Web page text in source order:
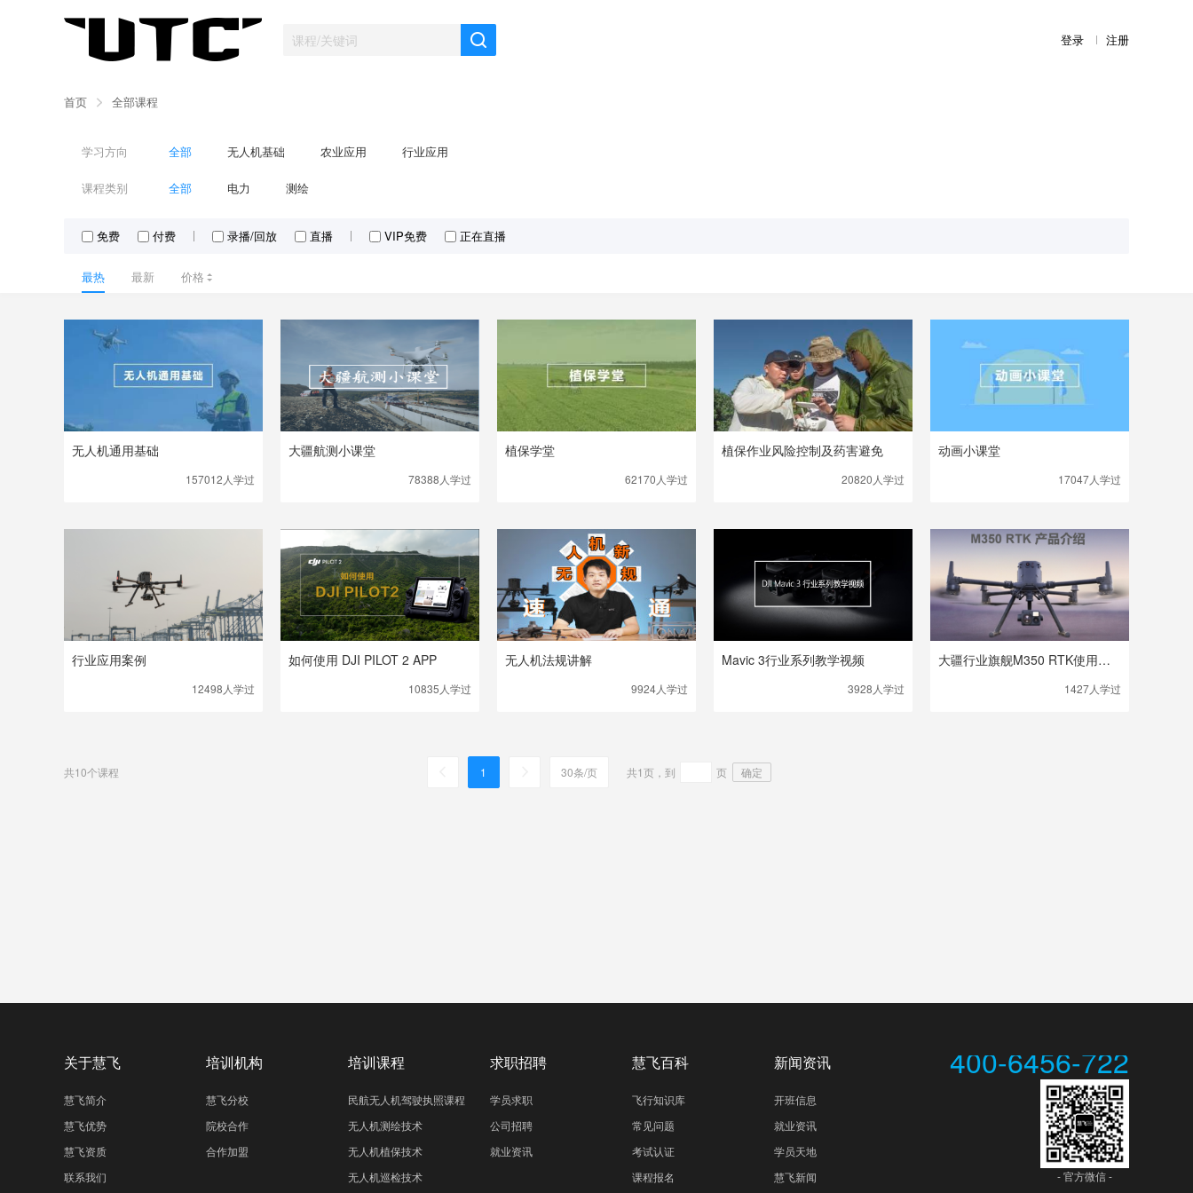
登录 注册
首页 全部课程
学习方向 全部 无人机基础 农业应用 行业应用
课程类别 全部 电力 测绘
免费 付费 录播/回放 直播 VIP免费 正在直播
最热 最新 价格
无人机通用基础
157012人学过
大疆航测小课堂
78388人学过
植保学堂
62170人学过
植保作业风险控制及药害避免
20820人学过
动画小课堂
17047人学过
行业应用案例
12498人学过
如何使用 DJI PILOT 2 APP
10835人学过
无人机法规讲解
9924人学过
Mavic 3行业系列教学视频
3928人学过
大疆行业旗舰M350 RTK使用攻略
1427人学过
共10个课程 1 30条/页 共1页，到 页
关于慧飞
慧飞简介
慧飞优势
慧飞资质
联系我们
培训机构
慧飞分校
院校合作
合作加盟
培训课程
民航无人机驾驶执照课程
无人机测绘技术
无人机植保技术
无人机巡检技术
求职招聘
学员求职
公司招聘
就业资讯
慧飞百科
飞行知识库
常见问题
考试认证
课程报名
新闻资讯
开班信息
就业资讯
学员天地
慧飞新闻
400-6456-722
- 官方微信 -